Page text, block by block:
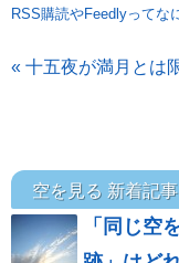
RSS購読やFeedlyって
« 十五夜が満月とは
空を見る 新着記事
「同じ空